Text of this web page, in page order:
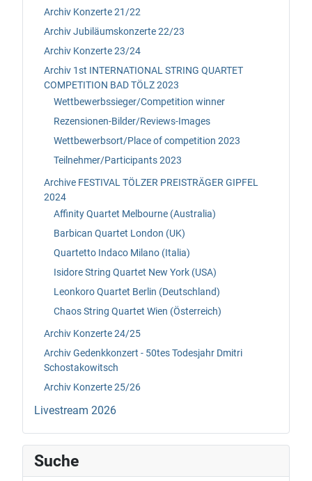
Archiv Konzerte 21/22
Archiv Jubiläumskonzerte 22/23
Archiv Konzerte 23/24
Archiv 1st INTERNATIONAL STRING QUARTET
COMPETITION BAD TÖLZ 2023
Wettbewerbssieger/Competition winner
Rezensionen-Bilder/Reviews-Images
Wettbewerbsort/Place of competition 2023
Teilnehmer/Participants 2023
Archive FESTIVAL TÖLZER PREISTRÄGER GIPFEL
2024
Affinity Quartet Melbourne (Australia)
Barbican Quartet London (UK)
Quartetto Indaco Milano (Italia)
Isidore String Quartet New York (USA)
Leonkoro Quartet Berlin (Deutschland)
Chaos String Quartet Wien (Österreich)
Archiv Konzerte 24/25
Archiv Gedenkkonzert - 50tes Todesjahr Dmitri
Schostakowitsch
Archiv Konzerte 25/26
Livestream 2026
Suche